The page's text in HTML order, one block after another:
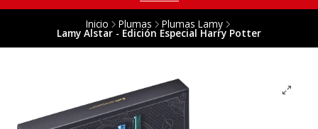
Inicio Plumas Plumas Lamy
Lamy Alstar - Edición Especial Harry Potter